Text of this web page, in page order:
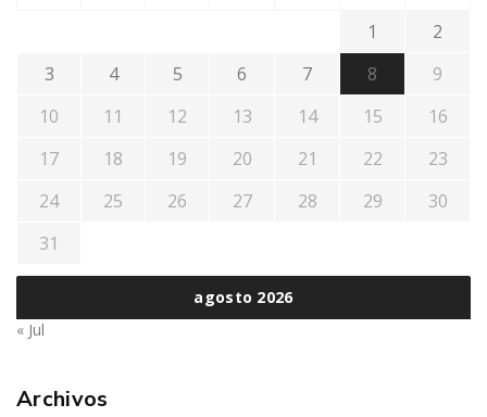
agosto 2026
1
2
3
4 5 6 7 8
9
10
11 12 13 14 15
16
17
18 19 20 21 22
23
24
25 26 27 28 29
30
31
« Jul
Archivos